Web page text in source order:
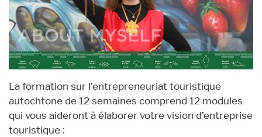
La formation sur l’entrepreneuriat touristique
autochtone de 12 semaines comprend 12 modules
qui vous aideront à élaborer votre vision d’entreprise
touristique :